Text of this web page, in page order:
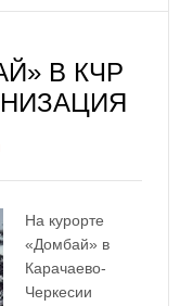
В КЧР
На курорте
«Домбай» в
Карачаево-
Черкесии